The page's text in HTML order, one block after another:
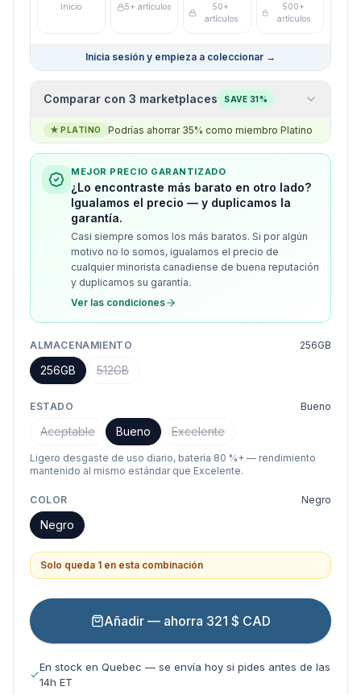
Inicio 5+ artículos
50+
artículos
500+
artículos
Inicia sesión y empieza a coleccionar →
Comparar con 3 marketplaces SAVE 31%
★ PLATINO Podrías ahorrar 35% como miembro Platino
MEJOR PRECIO GARANTIZADO
¿Lo encontraste más barato en otro lado?
Igualamos el precio — y duplicamos la
garantía.
Casi siempre somos los más baratos. Si por algún
motivo no lo somos, igualamos el precio de
cualquier minorista canadiense de buena reputación
y duplicamos su garantía.
Ver las condiciones
ALMACENAMIENTO 256GB
256GB 512GB
ESTADO Bueno
Aceptable Bueno Excelente
Ligero desgaste de uso diario, batería 80 %+ — rendimiento
mantenido al mismo estándar que Excelente.
COLOR Negro
Negro
Solo queda 1 en esta combinación
Añadir — ahorra 321 $ CAD
En stock en Quebec — se envía hoy si pides antes de las
14h ET